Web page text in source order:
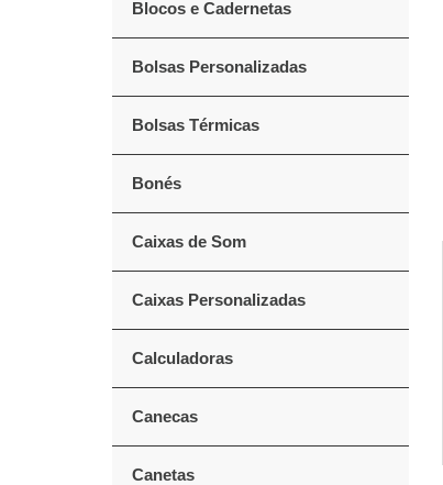
Blocos e Cadernetas
Bolsas Personalizadas
Bolsas Térmicas
Bonés
Caixas de Som
Caixas Personalizadas
Calculadoras
Canecas
Canetas